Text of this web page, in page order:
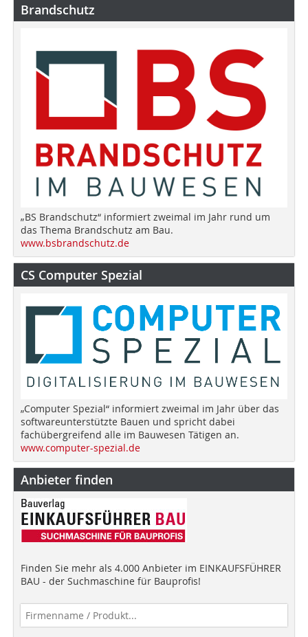
Brandschutz
„BS Brandschutz“ informiert zweimal im Jahr rund um
das Thema Brandschutz am Bau.
www.bsbrandschutz.de
CS Computer Spezial
„Computer Spezial“ informiert zweimal im Jahr über das
softwareunterstützte Bauen und spricht dabei
fachübergreifend alle im Bauwesen Tätigen an.
www.computer-spezial.de
Anbieter finden
Finden Sie mehr als 4.000 Anbieter im EINKAUFSFÜHRER
BAU - der Suchmaschine für Bauprofis!